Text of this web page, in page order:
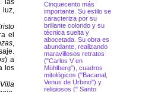
las
luz,
el
,
) a
los
Cinquecento más
importante. Su estilo se
caracteriza por su
brillante colorido y su
técnica suelta y
abocetada. Su obra es
abundante, realizando
maravillosos retratos
("Carlos V en
Mühlberg"), cuadros
mitológicos ("Bacanal,
Venus de Urbino") y
religiosos (" Santo